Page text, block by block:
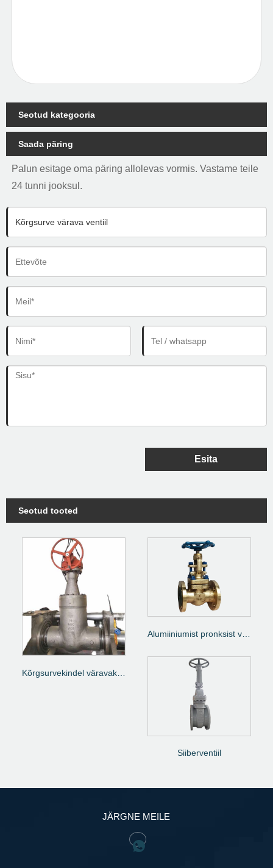
Seotud kategooria
Saada päring
Palun esitage oma päring allolevas vormis. Vastame teile
24 tunni jooksul.
Esita
Seotud tooted
Alumiiniumist pronksist väravaklapp
Siiberventiil
JÄRGNE MEILE